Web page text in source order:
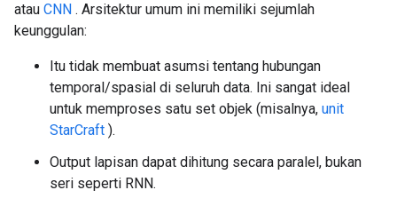
atau CNN . Arsitektur umum ini memiliki sejumlah
keunggulan:
Itu tidak membuat asumsi tentang hubungan
temporal/spasial di seluruh data. Ini sangat ideal
untuk memproses satu set objek (misalnya, unit
StarCraft ).
Output lapisan dapat dihitung secara paralel, bukan
seri seperti RNN.